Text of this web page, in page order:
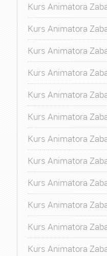
Kurs Animatora
Kurs Animatora
Kurs Animatora
Kurs Animatora
Kurs Animatora
Kurs Animatora
Kurs Animatora
Kurs Animatora
Kurs Animatora
Kurs Animatora
Kurs Animatora
Kurs Animatora